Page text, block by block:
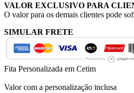
VALOR EXCLUSIVO PARA
O valor para os demais clientes pode
SIMULAR FRETE
Fita Personalizada em Cetim
Valor com a personalização inclusa